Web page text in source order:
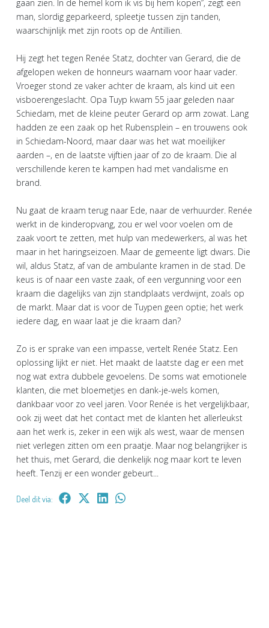
gaan zien. In de hemel kom ik vis bij hem kopen”, zegt een
man, slordig geparkeerd, spleetje tussen zijn tanden,
waarschijnlijk met zijn roots op de Antillien.
Hij zegt het tegen Renée Statz, dochter van Gerard, die de
afgelopen weken de honneurs waarnam voor haar vader.
Vroeger stond ze vaker achter de kraam, als kind uit een
visboerengeslacht. Opa Tuyp kwam 55 jaar geleden naar
Schiedam, met de kleine peuter Gerard op arm zowat. Lang
hadden ze een zaak op het Rubensplein – en trouwens ook
in Schiedam-Noord, maar daar was het wat moeilijker
aarden –, en de laatste vijftien jaar of zo de kraam. Die al
verschillende keren te kampen had met vandalisme en
brand.
Nu gaat de kraam terug naar Ede, naar de verhuurder. Renée
werkt in de kinderopvang, zou er wel voor voelen om de
zaak voort te zetten, met hulp van medewerkers, al was het
maar in het haringseizoen. Maar de gemeente ligt dwars. Die
wil, aldus Statz, af van de ambulante kramen in de stad. De
keus is of naar een vaste zaak, of een vergunning voor een
kraam die dagelijks van zijn standplaats verdwijnt, zoals op
de markt. Maar dat is voor de Tuypen geen optie; het werk
iedere dag, en waar laat je die kraam dan?
Zo is er sprake van een impasse, vertelt Renée Statz. Een
oplossing lijkt er niet. Het maakt de laatste dag er een met
nog wat extra dubbele gevoelens. De soms wat emotionele
klanten, die met bloemetjes en dank-je-wels komen,
dankbaar voor zo veel jaren. Voor Renée is het vergelijkbaar,
ook zij weet dat het contact met de klanten het allerleukst
aan het werk is, zeker in een wijk als west, waar de mensen
niet verlegen zitten om een praatje. Maar nog belangrijker is
het thuis, met Gerard, die denkelijk nog maar kort te leven
heeft. Tenzij er een wonder gebeurt...
Deel dit via: